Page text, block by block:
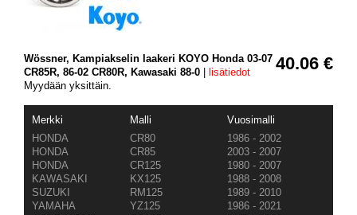
40.06 €
Wössner, Kampiakselin laakeri KOYO Honda 03-07
CR85R, 86-02 CR80R, Kawasaki 88-0
lisätiedot
Myydään yksittäin.
Merkki Malli
Vuosimalli
HONDA
CR80
1986 - 2002
HONDA
CR85
2003 - 2007
HONDA
CR125
1980 - 2007
KAWASAKI
KX125
1988 - 2008
SUZUKI
RM125
1989 - 2010
YAMAHA
YZ125
1986 - 2021